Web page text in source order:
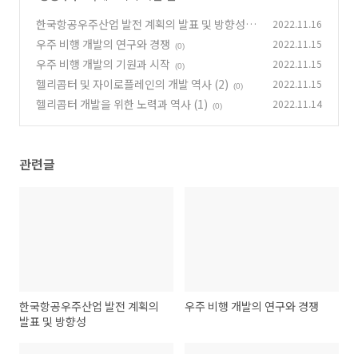
한국항공우주산업 발전 계획의 발표 및 방향성
(0)
2022.11.16
우주 비행 개발의 연구와 경쟁 (0) 2022.11.15
우주 비행 개발의 기원과 시작 (0) 2022.11.15
헬리콥터 및 자이로플레인의 개발 역사 (2) (0) 2022.11.15
헬리콥터 개발을 위한 노력과 역사 (1) (0) 2022.11.14
관련글
한국항공우주산업 발전 계획의
발표 및 방향성
우주 비행 개발의 연구와 경쟁